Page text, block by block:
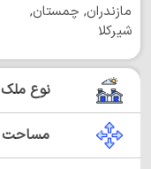
مازندران, چمستان,
شیرکلا
نوع ملک
مساحت